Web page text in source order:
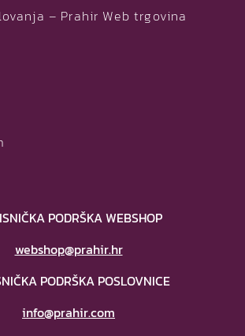
– Prahir Web trgovina
PODRŠKA WEBSHOP
webshop@prahir.hr
PODRŠKA POSLOVNICE
info@prahir.com